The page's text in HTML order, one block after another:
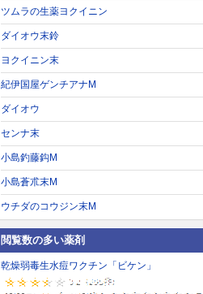
ツムラの生薬ヨクイニン
ダイオウ末鈴
ヨクイニン末
紀伊国屋ゲンチアナM
ダイオウ
センナ末
小島釣藤鈎M
小島蒼朮末M
ウチダのコウジン末M
閲覧数の多い薬剤
乾燥弱毒生水痘ワクチン「ビケン」